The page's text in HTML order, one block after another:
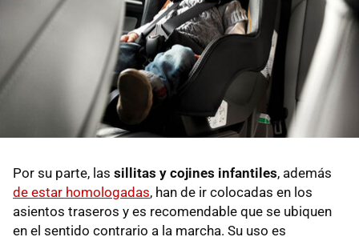
Por su parte, las sillitas y cojines infantiles, además
de estar homologadas, han de ir colocadas en los
asientos traseros y es recomendable que se ubiquen
en el sentido contrario a la marcha. Su uso es